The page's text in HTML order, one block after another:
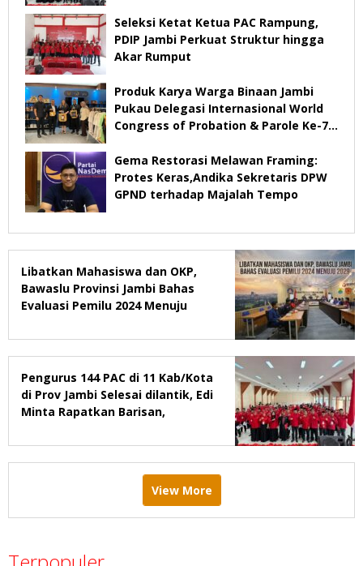
Seleksi Ketat Ketua PAC Rampung,
PDIP Jambi Perkuat Struktur hingga
Akar Rumput
Produk Karya Warga Binaan Jambi
Pukau Delegasi Internasional World
Congress of Probation & Parole Ke-7
Gema Restorasi Melawan Framing:
Protes Keras,Andika Sekretaris DPW
GPND terhadap Majalah Tempo
Libatkan Mahasiswa dan OKP,
Bawaslu Provinsi Jambi Bahas
Evaluasi Pemilu 2024 Menuju
Pengurus 144 PAC di 11 Kab/Kota
di Prov Jambi Selesai dilantik, Edi
Minta Rapatkan Barisan,
View More